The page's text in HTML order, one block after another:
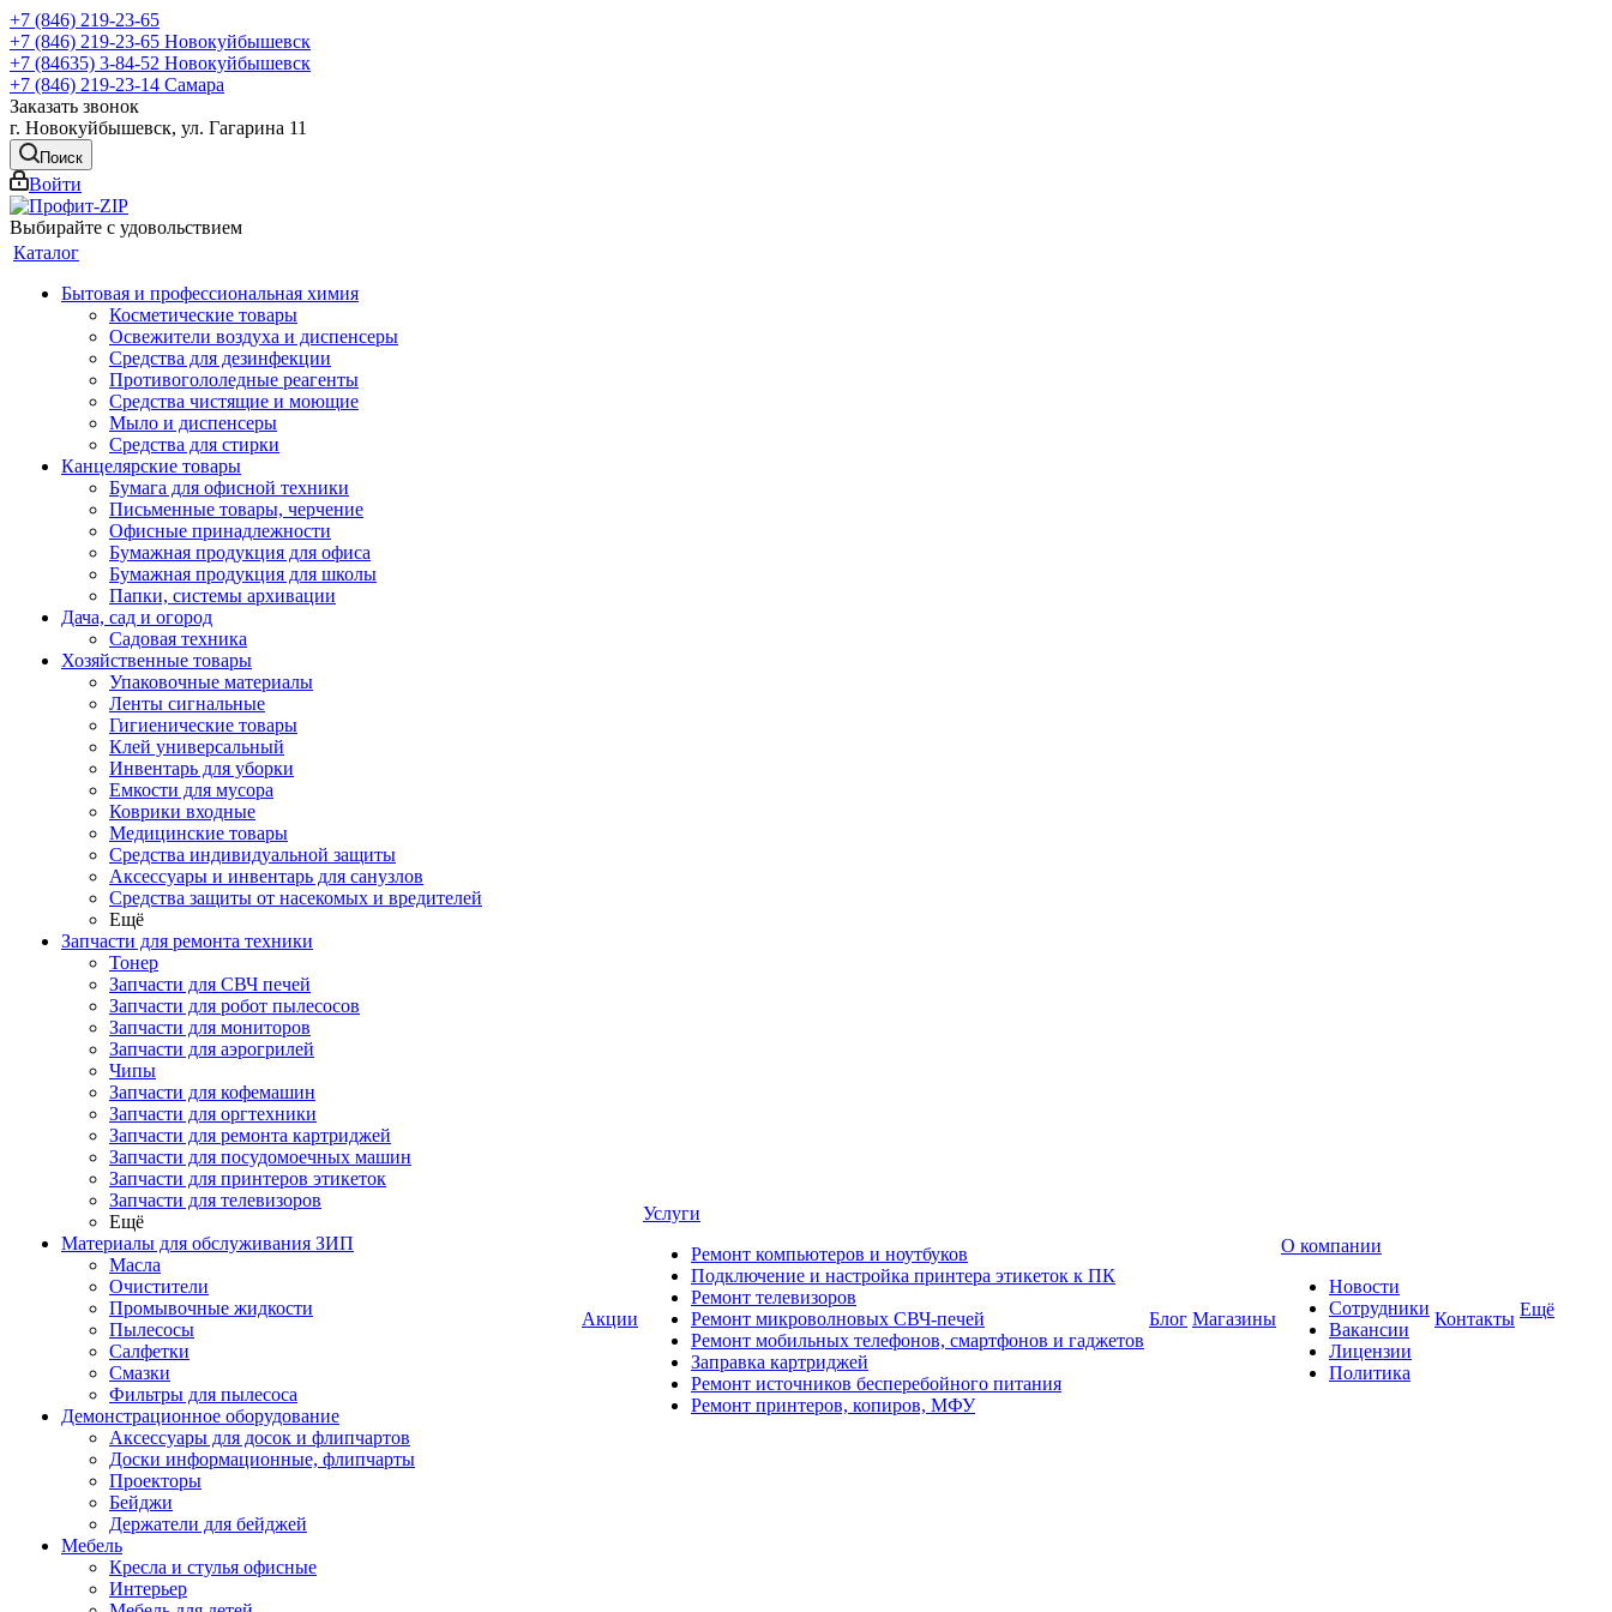
+7 (846) 219-23-65
+7 (846) 219-23-65 Новокуйбышевск
+7 (84635) 3-84-52 Новокуйбышевск
+7 (846) 219-23-14 Самара
Заказать звонок
г. Новокуйбышевск, ул. Гагарина 11
Поиск
Войти
Выбирайте с удовольствием
Каталог
Бытовая и профессиональная химия
Косметические товары
Освежители воздуха и диспенсеры
Средства для дезинфекции
Противогололедные реагенты
Средства чистящие и моющие
Мыло и диспенсеры
Средства для стирки
Канцелярские товары
Бумага для офисной техники
Письменные товары, черчение
Офисные принадлежности
Бумажная продукция для офиса
Бумажная продукция для школы
Папки, системы архивации
Дача, сад и огород
Садовая техника
Хозяйственные товары
Упаковочные материалы
Ленты сигнальные
Гигиенические товары
Клей универсальный
Инвентарь для уборки
Емкости для мусора
Коврики входные
Медицинские товары
Средства индивидуальной защиты
Аксессуары и инвентарь для санузлов
Средства защиты от насекомых и вредителей
Ещё
Запчасти для ремонта техники
Тонер
Запчасти для СВЧ печей
Запчасти для робот пылесосов
Запчасти для мониторов
Запчасти для аэрогрилей
Чипы
Запчасти для кофемашин
Запчасти для оргтехники
Запчасти для ремонта картриджей
Запчасти для посудомоечных машин
Запчасти для принтеров этикеток
Запчасти для телевизоров
Ещё
Материалы для обслуживания ЗИП
Масла
Очистители
Промывочные жидкости
Пылесосы
Салфетки
Смазки
Фильтры для пылесоса
Демонстрационное оборудование
Аксессуары для досок и флипчартов
Доски информационные, флипчарты
Проекторы
Бейджи
Держатели для бейджей
Мебель
Кресла и стулья офисные
Интерьер
Акции
Услуги
Ремонт компьютеров и ноутбуков
Подключение и настройка принтера этикеток к ПК
Ремонт телевизоров
Ремонт микроволновых СВЧ-печей
Ремонт мобильных телефонов, смартфонов и гаджетов
Заправка картриджей
Ремонт источников бесперебойного питания
Ремонт принтеров, копиров, МФУ
Блог Магазины
О компании
Новости
Сотрудники
Вакансии
Лицензии
Политика
Контакты Ещё